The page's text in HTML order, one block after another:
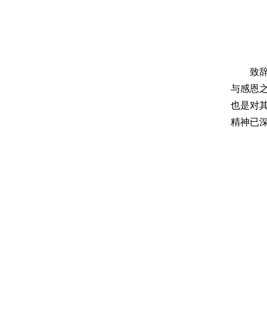
致
与感恩
也是对
精神已